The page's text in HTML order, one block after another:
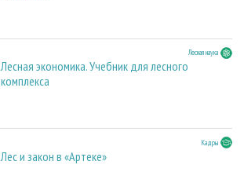
Лесная наука
Лесная экономика. Учебник для лесного
комплекса
Кадры
Лес и закон в «Артеке»